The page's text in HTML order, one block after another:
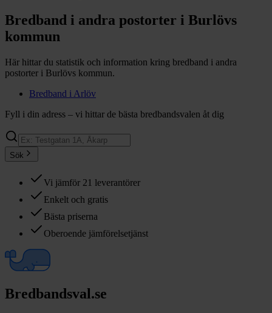
Bredband i andra postorter i Burlövs
kommun
Här hittar du statistik och information kring bredband i andra
postorter i Burlövs kommun.
Bredband i Arlöv
Fyll i din adress – vi hittar de bästa bredbandsvalen åt dig
Sök
Vi jämför 21 leverantörer
Enkelt och gratis
Bästa priserna
Oberoende jämförelsetjänst
Bredbandsval.se